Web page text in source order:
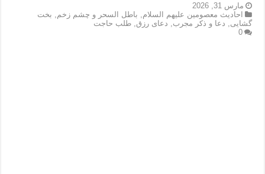
مارس 31, 2026
احادیث معصومین علیهم السلام
باطل السحر و چشم زخم
بخت
گشایی
دعا و ذکر مجرب دعای رزق ,طلب حاجت
0